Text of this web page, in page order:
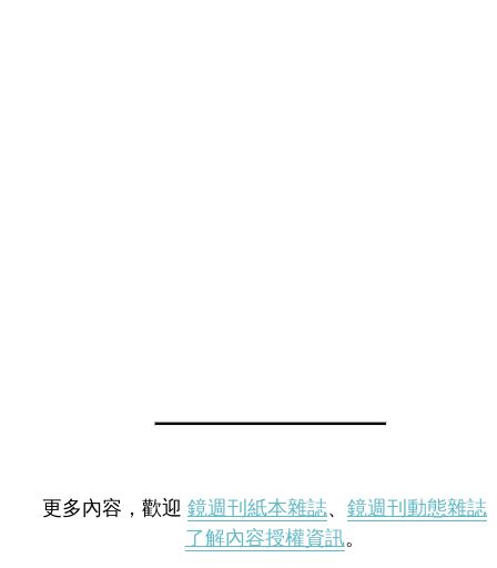
更多內容，歡迎 鏡週刊紙本雜誌、 鏡週刊動態雜誌
了解內容授權資訊。